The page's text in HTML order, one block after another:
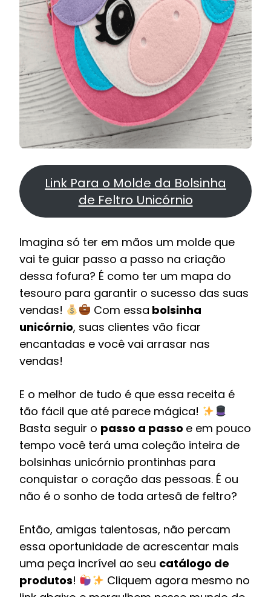
Link Para o Molde da Bolsinha
de Feltro Unicórnio
Imagina só ter em mãos um molde que
vai te guiar passo a passo na criação
dessa fofura? É como ter um mapa do
tesouro para garantir o sucesso das suas
vendas!
Com essa bolsinha
unicórnio, suas clientes vão ficar
encantadas e você vai arrasar nas
vendas!
E o melhor de tudo é que essa receita é
tão fácil que até parece mágica!
Basta seguir o passo a passo e em pouco
tempo você terá uma coleção inteira de
bolsinhas unicórnio prontinhas para
conquistar o coração das pessoas. É ou
não é o sonho de toda artesã de feltro?
Então, amigas talentosas, não percam
essa oportunidade de acrescentar mais
uma peça incrível ao seu catálogo de
produtos!
Cliquem agora mesmo no